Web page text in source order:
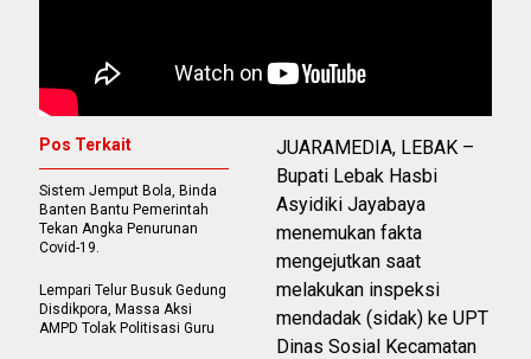
JUARAMEDIA, LEBAK –
Bupati Lebak Hasbi
Asyidiki Jayabaya
menemukan fakta
mengejutkan saat
melakukan inspeksi
mendadak (sidak) ke UPT
Dinas Sosial Kecamatan
Pos Terkait
Sistem Jemput Bola, Binda
Banten Bantu Pemerintah
Tekan Angka Penurunan
Covid-19.
Lempari Telur Busuk Gedung
Disdikpora, Massa Aksi
AMPD Tolak Politisasi Guru